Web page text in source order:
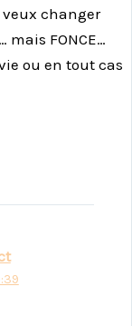
changer
FONCE…
ou en tout cas